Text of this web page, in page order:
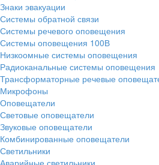
Знаки эвакуации
Системы обратной связи
Системы речевого оповещения
Системы оповещения 100В
Низкоомные системы оповещения
Радиоканальные системы оповещения
Трансформаторные речевые
Микрофоны
Оповещатели
Световые оповещатели
Звуковые оповещатели
Комбинированные оповещатели
Светильники